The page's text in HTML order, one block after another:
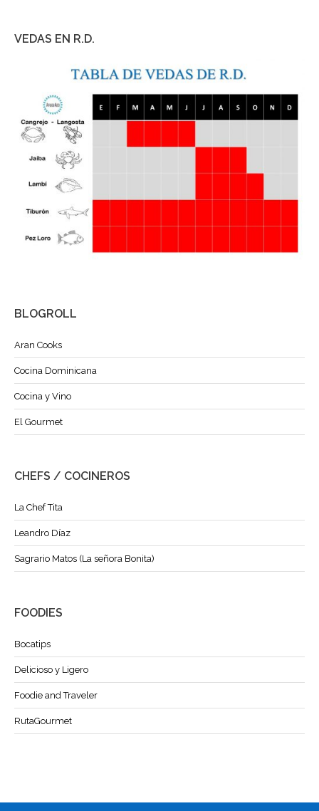
VEDAS EN R.D.
BLOGROLL
Aran Cooks
Cocina Dominicana
Cocina y Vino
El Gourmet
CHEFS / COCINEROS
La Chef Tita
Leandro Díaz
Sagrario Matos (La señora Bonita)
FOODIES
Bocatips
Delicioso y Ligero
Foodie and Traveler
RutaGourmet